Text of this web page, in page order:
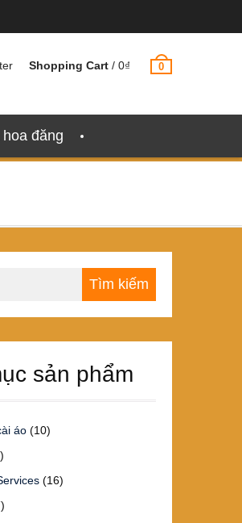
Shopping Cart / 0₫ 0
đăng
sản phẩm
áo (10)
(16)